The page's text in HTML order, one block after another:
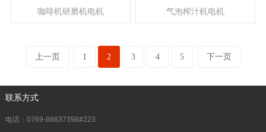
咖啡机研磨机电机
气泡榨汁机电机
上一页 1 2 3 4 5 下一页
联系方式
电话：0769-86637398#223